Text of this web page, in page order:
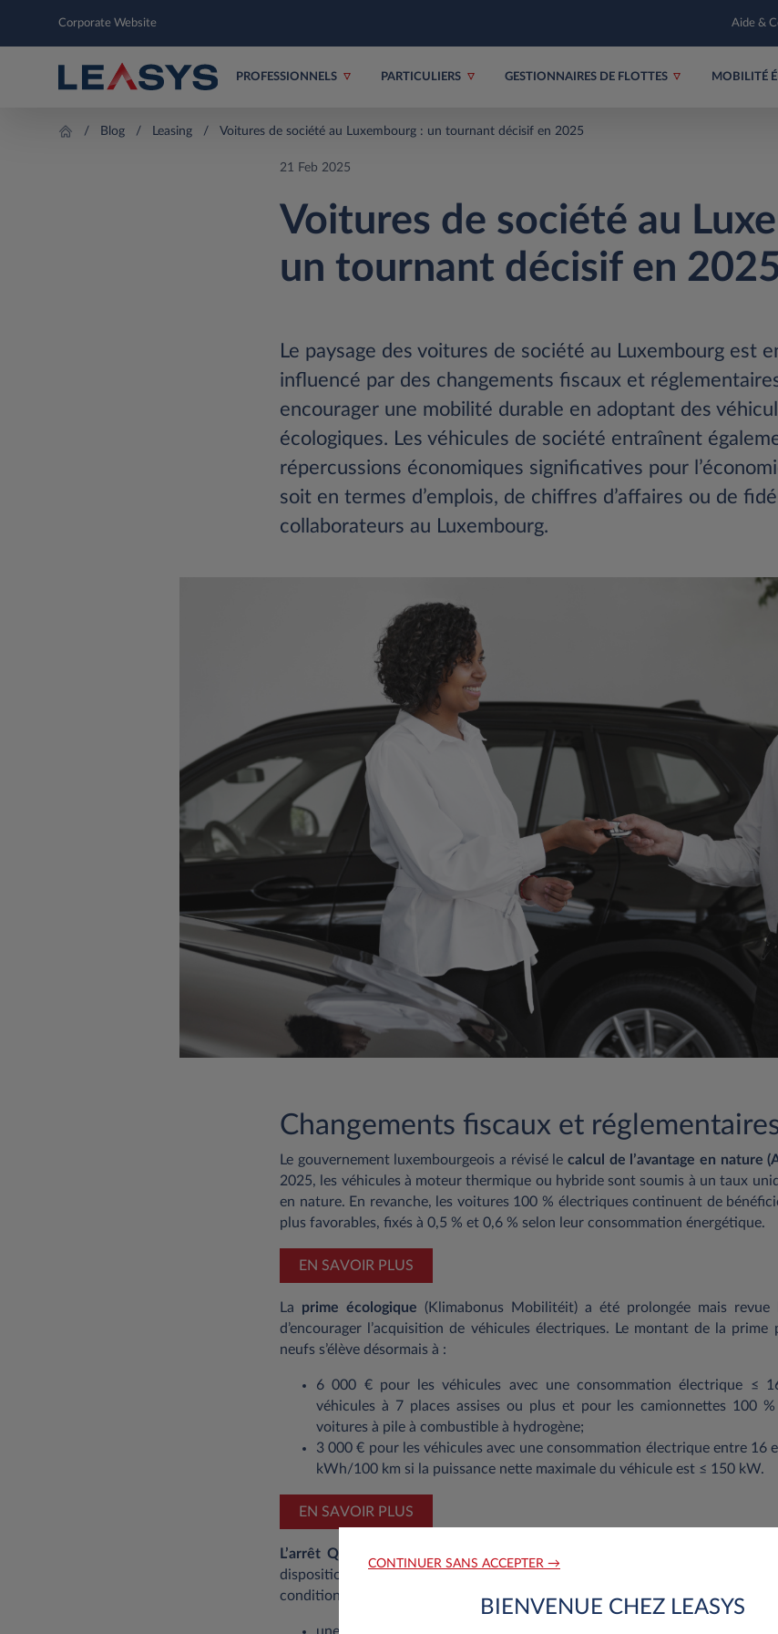
Corporate Website Aide &
PROFESSIONNELS PARTICULIERS GESTIONNAIRES DE FLOTTES MOBILITÉ
Blog Leasing Voitures de société au Luxembourg : un tournant décisif en 2025
21 Feb 2025
Voitures de société au
un tournant décisif en
Le paysage des voitures de société au Luxembourg est
influencé par des changements fiscaux et
encourager une mobilité durable en adoptant des
écologiques. Les véhicules de société entraînent
répercussions économiques significatives pour
soit en termes d’emplois, de chiffres d’affaires ou de
collaborateurs au Luxembourg.
Changements fiscaux et
Le gouvernement luxembourgeois a révisé le calcul de l’avantage en nature
2025, les véhicules à moteur thermique ou hybride sont soumis à un taux
en nature. En revanche, les voitures 100 % électriques continuent de
plus favorables, fixés à 0,5 % et 0,6 % selon leur consommation énergétique.
EN SAVOIR PLUS
La prime écologique (Klimabonus Mobilitéit) a été prolongée mais
d’encourager l’acquisition de véhicules électriques. Le montant de la
neufs s’élève désormais à :
6 000 € pour les véhicules avec une consommation électrique ≤
véhicules à 7 places assises ou plus et pour les camionnettes 100
voitures à pile à combustible à hydrogène;
3 000 € pour les véhicules avec une consommation électrique entre 16
kWh/100 km si la puissance nette maximale du véhicule est ≤ 150 kW.
EN SAVOIR PLUS
L’arrêt QM
de la Cour de Justice de l’Union européenne du 20 janvier
disposition d’une voiture de société à un salarié soit soumise à la TVA dans
conditions sont remplies :
CONTINUER SANS ACCEPTER →
BIENVENUE CHEZ LEASYS